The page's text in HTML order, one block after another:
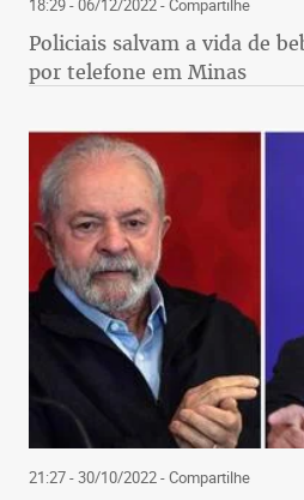
18:29 - 06/12/2022- Compartilhe
Policiais salvam a vida de
por telefone em Minas
21:27 - 30/10/2022- Compartilhe